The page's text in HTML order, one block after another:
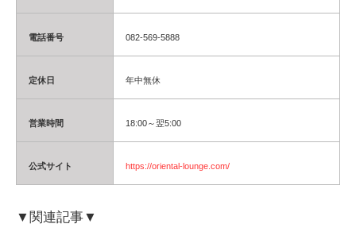
電話番号 082-569-5888
定休日 年中無休
営業時間 18:00～翌5:00
公式サイト https://oriental-lounge.com/
▼関連記事▼